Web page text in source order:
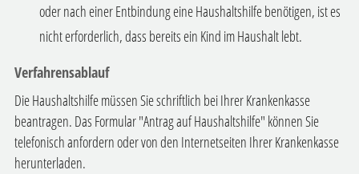
oder nach einer Entbindung eine Haushaltshilfe benötigen, ist es
nicht erforderlich, dass bereits ein Kind im Haushalt lebt.
Verfahrensablauf
Die Haushaltshilfe müssen Sie schriftlich bei Ihrer Krankenkasse
beantragen. Das Formular "Antrag auf Haushaltshilfe" können Sie
telefonisch anfordern oder von den Internetseiten Ihrer Krankenkasse
herunterladen.